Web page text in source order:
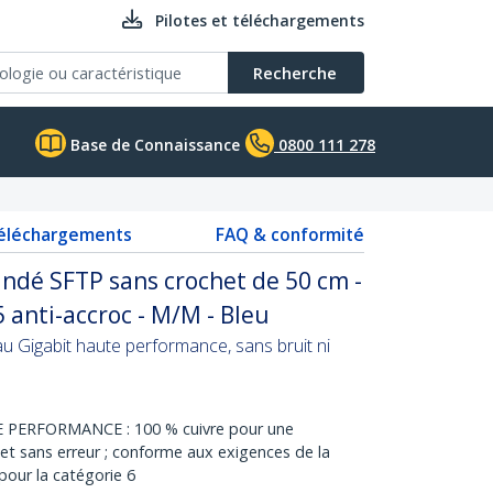
Pilotes et téléchargements
Recherche
Base de Connaissance 0800 111 278
FAQ & conformité
SFTP sans crochet de 50 cm -
anti-accroc - M/M - Bleu
Gigabit haute performance, sans bruit ni
: 100 % cuivre pour une
sans erreur ; conforme aux exigences de la
la catégorie 6